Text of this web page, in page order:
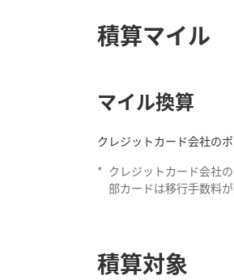
積算マイル
マイル換算
クレジットカード会社の
* クレジットカード会社
部カードは移行手数料
積算対象